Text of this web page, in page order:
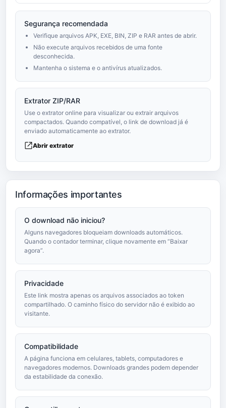
Segurança recomendada
Verifique arquivos APK, EXE, BIN, ZIP e RAR antes de abrir.
Não execute arquivos recebidos de uma fonte
desconhecida.
Mantenha o sistema e o antivírus atualizados.
Extrator ZIP/RAR
Use o extrator online para visualizar ou extrair arquivos
compactados. Quando compatível, o link de download já é
enviado automaticamente ao extrator.
Abrir extrator
Informações importantes
O download não iniciou?
Alguns navegadores bloqueiam downloads automáticos.
Quando o contador terminar, clique novamente em “Baixar
agora”.
Privacidade
Este link mostra apenas os arquivos associados ao token
compartilhado. O caminho físico do servidor não é exibido ao
visitante.
Compatibilidade
A página funciona em celulares, tablets, computadores e
navegadores modernos. Downloads grandes podem depender
da estabilidade da conexão.